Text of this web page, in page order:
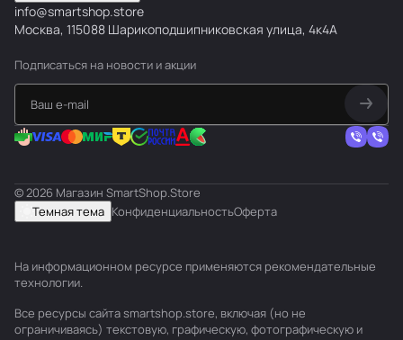
info@smartshop.store
Москва, 115088 Шарикоподшипниковская улица, 4к4А
Подписаться на новости и акции
© 2026 Магазин SmartShop.Store
Темная тема КонфиденциальностьОферта
На информационном ресурсе применяются рекомендательные
технологии.
Все ресурсы сайта smartshop.store, включая (но не
ограничиваясь) текстовую, графическую, фотографическую и